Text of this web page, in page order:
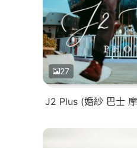
27
J2 Plus (婚紗 巴士